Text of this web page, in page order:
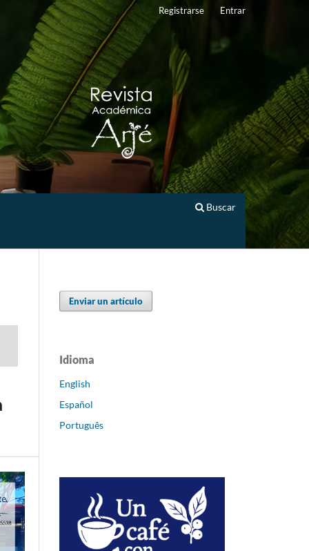
Buscar
Registrarse Entrar
Enviar un artículo
Idioma
English
Español
Português